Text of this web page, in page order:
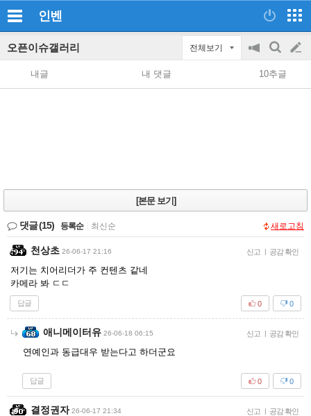
인벤
오픈이슈갤러리 전체보기
공
지
on/off
검
색
글
쓰
내글 내 댓글 10추글
[본문 보기]
댓글(15) 등록순 최신순 새로고침
천상초 26-06-17 21:16 신고 | 공감 확인
저기는 치어리더가 주 컨텐츠 같네
카메라 봐 ㄷㄷ
답글 0
0
애니메이터유 26-06-18 06:15 신고 | 공감 확인
연예인과 동급대우 받는다고 하더군요
답글 0
0
결정권자 26-06-17 21:34 신고 | 공감 확인